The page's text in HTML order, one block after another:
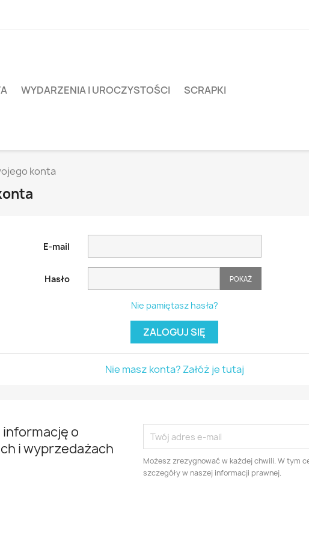
WYDARZENIA I UROCZYSTOŚCI SCRAPKI
konta
E-mail
Hasło POKAŻ
Nie pamiętasz hasła?
ZALOGUJ SIĘ
Nie masz konta? Załóż je tutaj
o
i wyprzedażach
Możesz zrezygnować w każdej chwili. W tym
szczegóły w naszej informacji prawnej.